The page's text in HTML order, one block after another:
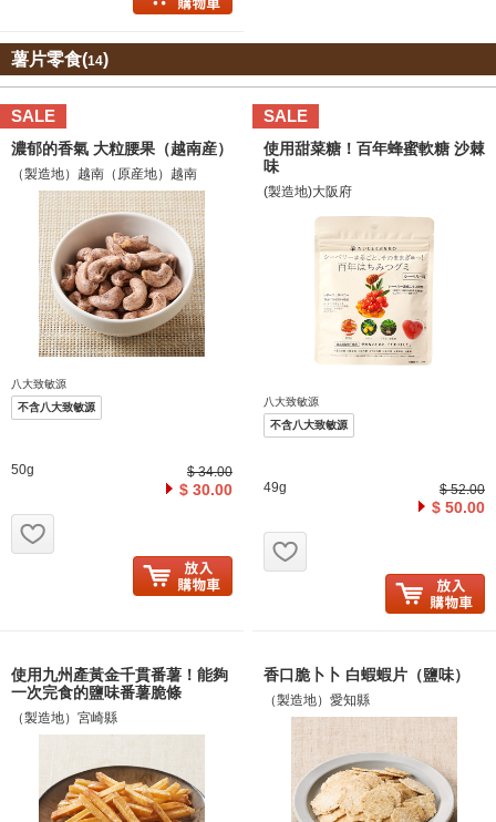
薯片零食(14)
SALE
濃郁的香氣 大粒腰果（越南産）
（製造地）越南（原産地）越南
八大致敏源
不含八大致敏源
50g $ 34.00
$ 30.00
SALE
使用甜菜糖！百年蜂蜜軟糖 沙棘
味
(製造地)大阪府
八大致敏源
不含八大致敏源
49g $ 52.00
$ 50.00
使用九州產黃金千貫番薯！能夠
一次完食的鹽味番薯脆條
（製造地）宮崎縣
香口脆卜卜 白蝦蝦片（鹽味）
（製造地）愛知縣